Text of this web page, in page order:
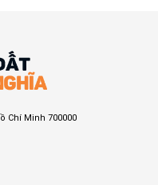
Chí Minh 700000